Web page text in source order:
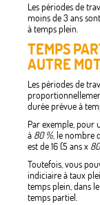
Les périodes de
moins de 3 ans
à temps plein.
TEMPS
AUTRE
Les périodes de
durée prévue à
Par exemple, pour
à 80 %, le nombre
est de 16 (5 ans x
Toutefois, vous
indiciaire à taux
temps plein, dans
temps partiel.